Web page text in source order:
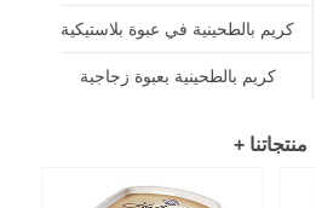
كريم بالطحينية في عبوة بلاستيكية
كريم بالطحينية بعبوة زجاجية
+ منتجاتنا